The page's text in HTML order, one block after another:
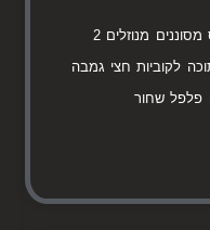
חומרים: קופסת שימורים גרגירי תירס מסוננים מנוזלים 2
לקוביות חצי גמבה
פלפל שחור